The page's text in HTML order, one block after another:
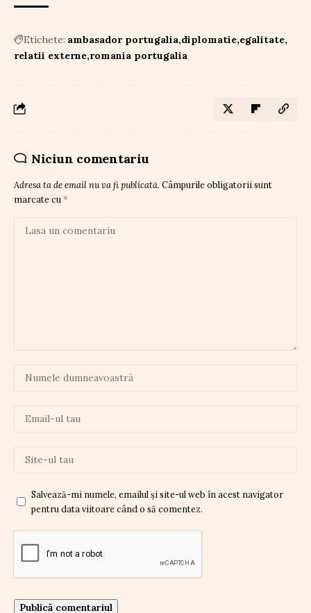
Etichete: ambasador portugalia diplomatie egalitate
relatii externe romania portugalia
Niciun comentariu
Adresa ta de email nu va fi publicată. Câmpurile obligatorii sunt
marcate cu *
Salvează-mi numele, emailul și site-ul web în acest navigator
pentru data viitoare când o să comentez.